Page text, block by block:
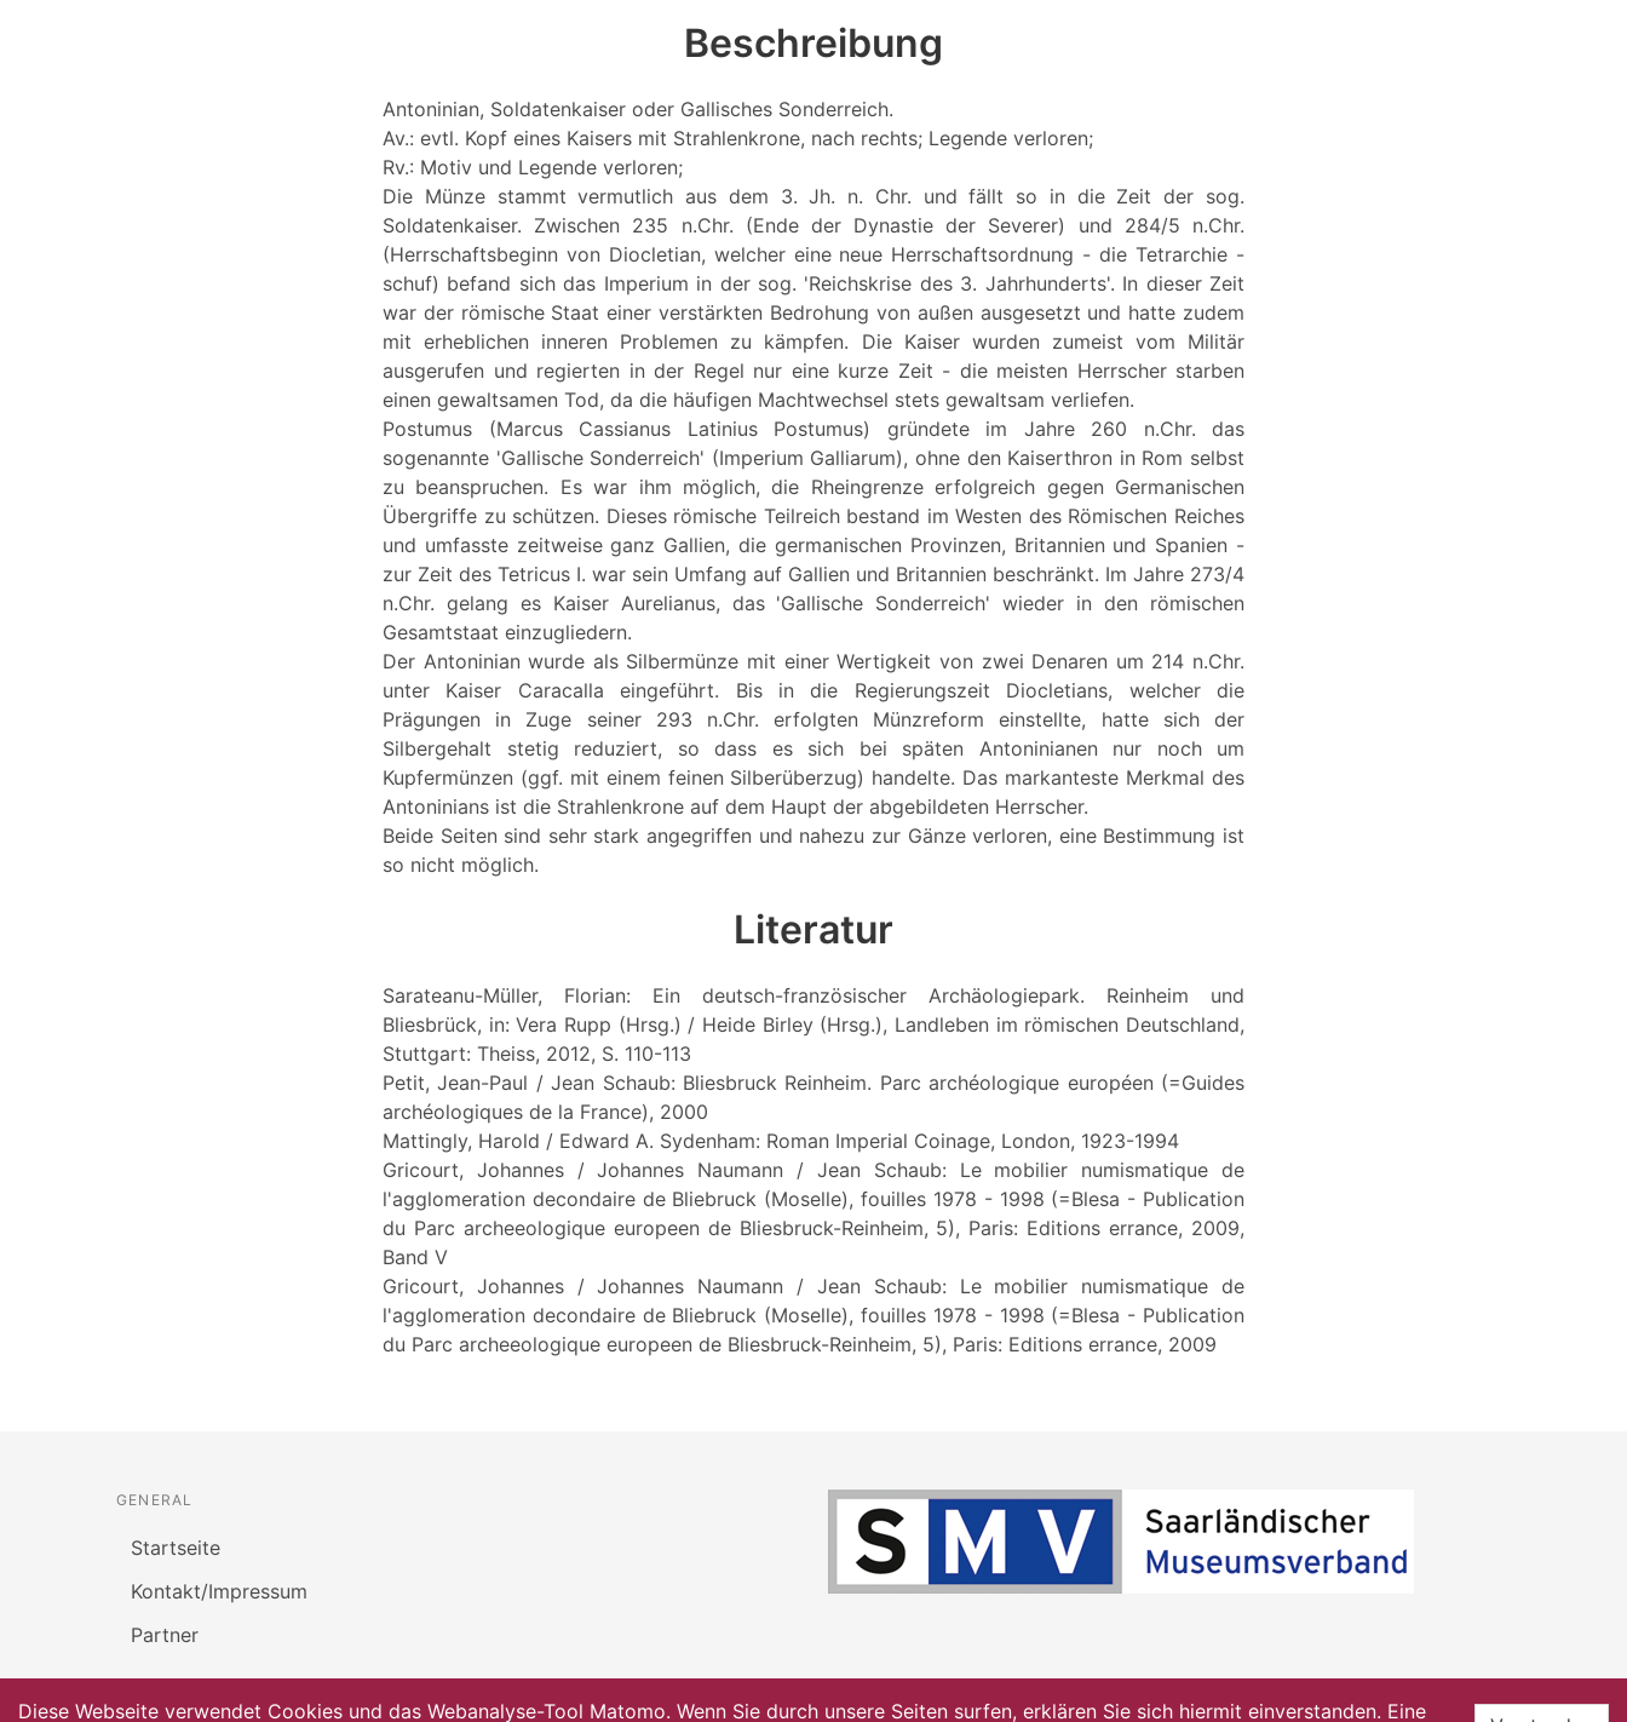
Beschreibung
Antoninian, Soldatenkaiser oder Gallisches Sonderreich.
Av.: evtl. Kopf eines Kaisers mit Strahlenkrone, nach rechts; Legende verloren;
Rv.: Motiv und Legende verloren;
Die Münze stammt vermutlich aus dem 3. Jh. n. Chr. und fällt so in die Zeit der sog.
Soldatenkaiser. Zwischen 235 n.Chr. (Ende der Dynastie der Severer) und 284/5 n.Chr.
(Herrschaftsbeginn von Diocletian, welcher eine neue Herrschaftsordnung - die Tetrarchie -
schuf) befand sich das Imperium in der sog. 'Reichskrise des 3. Jahrhunderts'. In dieser Zeit
war der römische Staat einer verstärkten Bedrohung von außen ausgesetzt und hatte zudem
mit erheblichen inneren Problemen zu kämpfen. Die Kaiser wurden zumeist vom Militär
ausgerufen und regierten in der Regel nur eine kurze Zeit - die meisten Herrscher starben
einen gewaltsamen Tod, da die häufigen Machtwechsel stets gewaltsam verliefen.
Postumus (Marcus Cassianus Latinius Postumus) gründete im Jahre 260 n.Chr. das
sogenannte 'Gallische Sonderreich' (Imperium Galliarum), ohne den Kaiserthron in Rom selbst
zu beanspruchen. Es war ihm möglich, die Rheingrenze erfolgreich gegen Germanischen
Übergriffe zu schützen. Dieses römische Teilreich bestand im Westen des Römischen Reiches
und umfasste zeitweise ganz Gallien, die germanischen Provinzen, Britannien und Spanien -
zur Zeit des Tetricus I. war sein Umfang auf Gallien und Britannien beschränkt. Im Jahre 273/4
n.Chr. gelang es Kaiser Aurelianus, das 'Gallische Sonderreich' wieder in den römischen
Gesamtstaat einzugliedern.
Der Antoninian wurde als Silbermünze mit einer Wertigkeit von zwei Denaren um 214 n.Chr.
unter Kaiser Caracalla eingeführt. Bis in die Regierungszeit Diocletians, welcher die
Prägungen in Zuge seiner 293 n.Chr. erfolgten Münzreform einstellte, hatte sich der
Silbergehalt stetig reduziert, so dass es sich bei späten Antoninianen nur noch um
Kupfermünzen (ggf. mit einem feinen Silberüberzug) handelte. Das markanteste Merkmal des
Antoninians ist die Strahlenkrone auf dem Haupt der abgebildeten Herrscher.
Beide Seiten sind sehr stark angegriffen und nahezu zur Gänze verloren, eine Bestimmung ist
so nicht möglich.
Literatur
Sarateanu-Müller, Florian: Ein deutsch-französischer Archäologiepark. Reinheim und
Bliesbrück, in: Vera Rupp (Hrsg.) / Heide Birley (Hrsg.), Landleben im römischen Deutschland,
Stuttgart: Theiss, 2012, S. 110-113
Petit, Jean-Paul / Jean Schaub: Bliesbruck Reinheim. Parc archéologique européen (=Guides
archéologiques de la France), 2000
Mattingly, Harold / Edward A. Sydenham: Roman Imperial Coinage, London, 1923-1994
Gricourt, Johannes / Johannes Naumann / Jean Schaub: Le mobilier numismatique de
l'agglomeration decondaire de Bliebruck (Moselle), fouilles 1978 - 1998 (=Blesa - Publication
du Parc archeeologique europeen de Bliesbruck-Reinheim, 5), Paris: Editions errance, 2009,
Band V
Gricourt, Johannes / Johannes Naumann / Jean Schaub: Le mobilier numismatique de
l'agglomeration decondaire de Bliebruck (Moselle), fouilles 1978 - 1998 (=Blesa - Publication
du Parc archeeologique europeen de Bliesbruck-Reinheim, 5), Paris: Editions errance, 2009
GENERAL
Startseite
Kontakt/Impressum
Partner
Diese Webseite verwendet Cookies und das Webanalyse-Tool Matomo. Wenn Sie durch unsere Seiten surfen, erklären Sie sich hiermit einverstanden. Eine